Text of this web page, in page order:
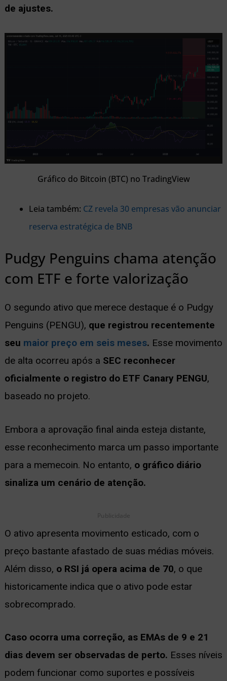
de ajustes.
Gráfico do Bitcoin (BTC) no TradingView
Leia também: CZ revela 30 empresas vão anunciar
reserva estratégica de BNB
Pudgy Penguins chama atenção
com ETF e forte valorização
O segundo ativo que merece destaque é o Pudgy
Penguins (PENGU), que registrou recentemente
seu maior preço em seis meses. Esse movimento
de alta ocorreu após a SEC reconhecer
oficialmente o registro do ETF Canary PENGU,
baseado no projeto.
Embora a aprovação final ainda esteja distante,
esse reconhecimento marca um passo importante
para a memecoin. No entanto, o gráfico diário
sinaliza um cenário de atenção.
Publicidade
O ativo apresenta movimento esticado, com o
preço bastante afastado de suas médias móveis.
Além disso, o RSI já opera acima de 70, o que
historicamente indica que o ativo pode estar
sobrecomprado.
Caso ocorra uma correção, as EMAs de 9 e 21
dias devem ser observadas de perto. Esses níveis
podem funcionar como suportes e possíveis